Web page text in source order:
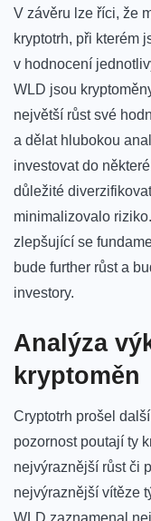
V závěru lze říci, že
kryptotrh, při kterém
v hodnocení⁣
WLD jsou
největší růst své
a dělat hlubokou
⁤investovat do⁢
důležité
minimalizovalo
zlepšující se
bude further‍ růst a
investory.
Analýza
kryptoměn
Cryptotrh prošel
pozornost poutají ty
nejvýraznější růst⁤ či
nejvýraznější vítěze⁤